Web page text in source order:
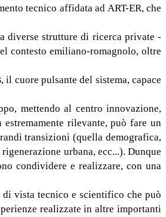
tecnico affidata ad ART-ER, che
diverse strutture di ricerca private -
contesto emiliano-romagnolo, oltre
cuore pulsante del sistema, capace
mettendo al centro innovazione,
rilevante, può fare un
transizioni (quella demografica,
urbana, ecc...). Dunque
condividere e realizzare, con una
vista tecnico e scientifico che può
realizzate in altre importanti